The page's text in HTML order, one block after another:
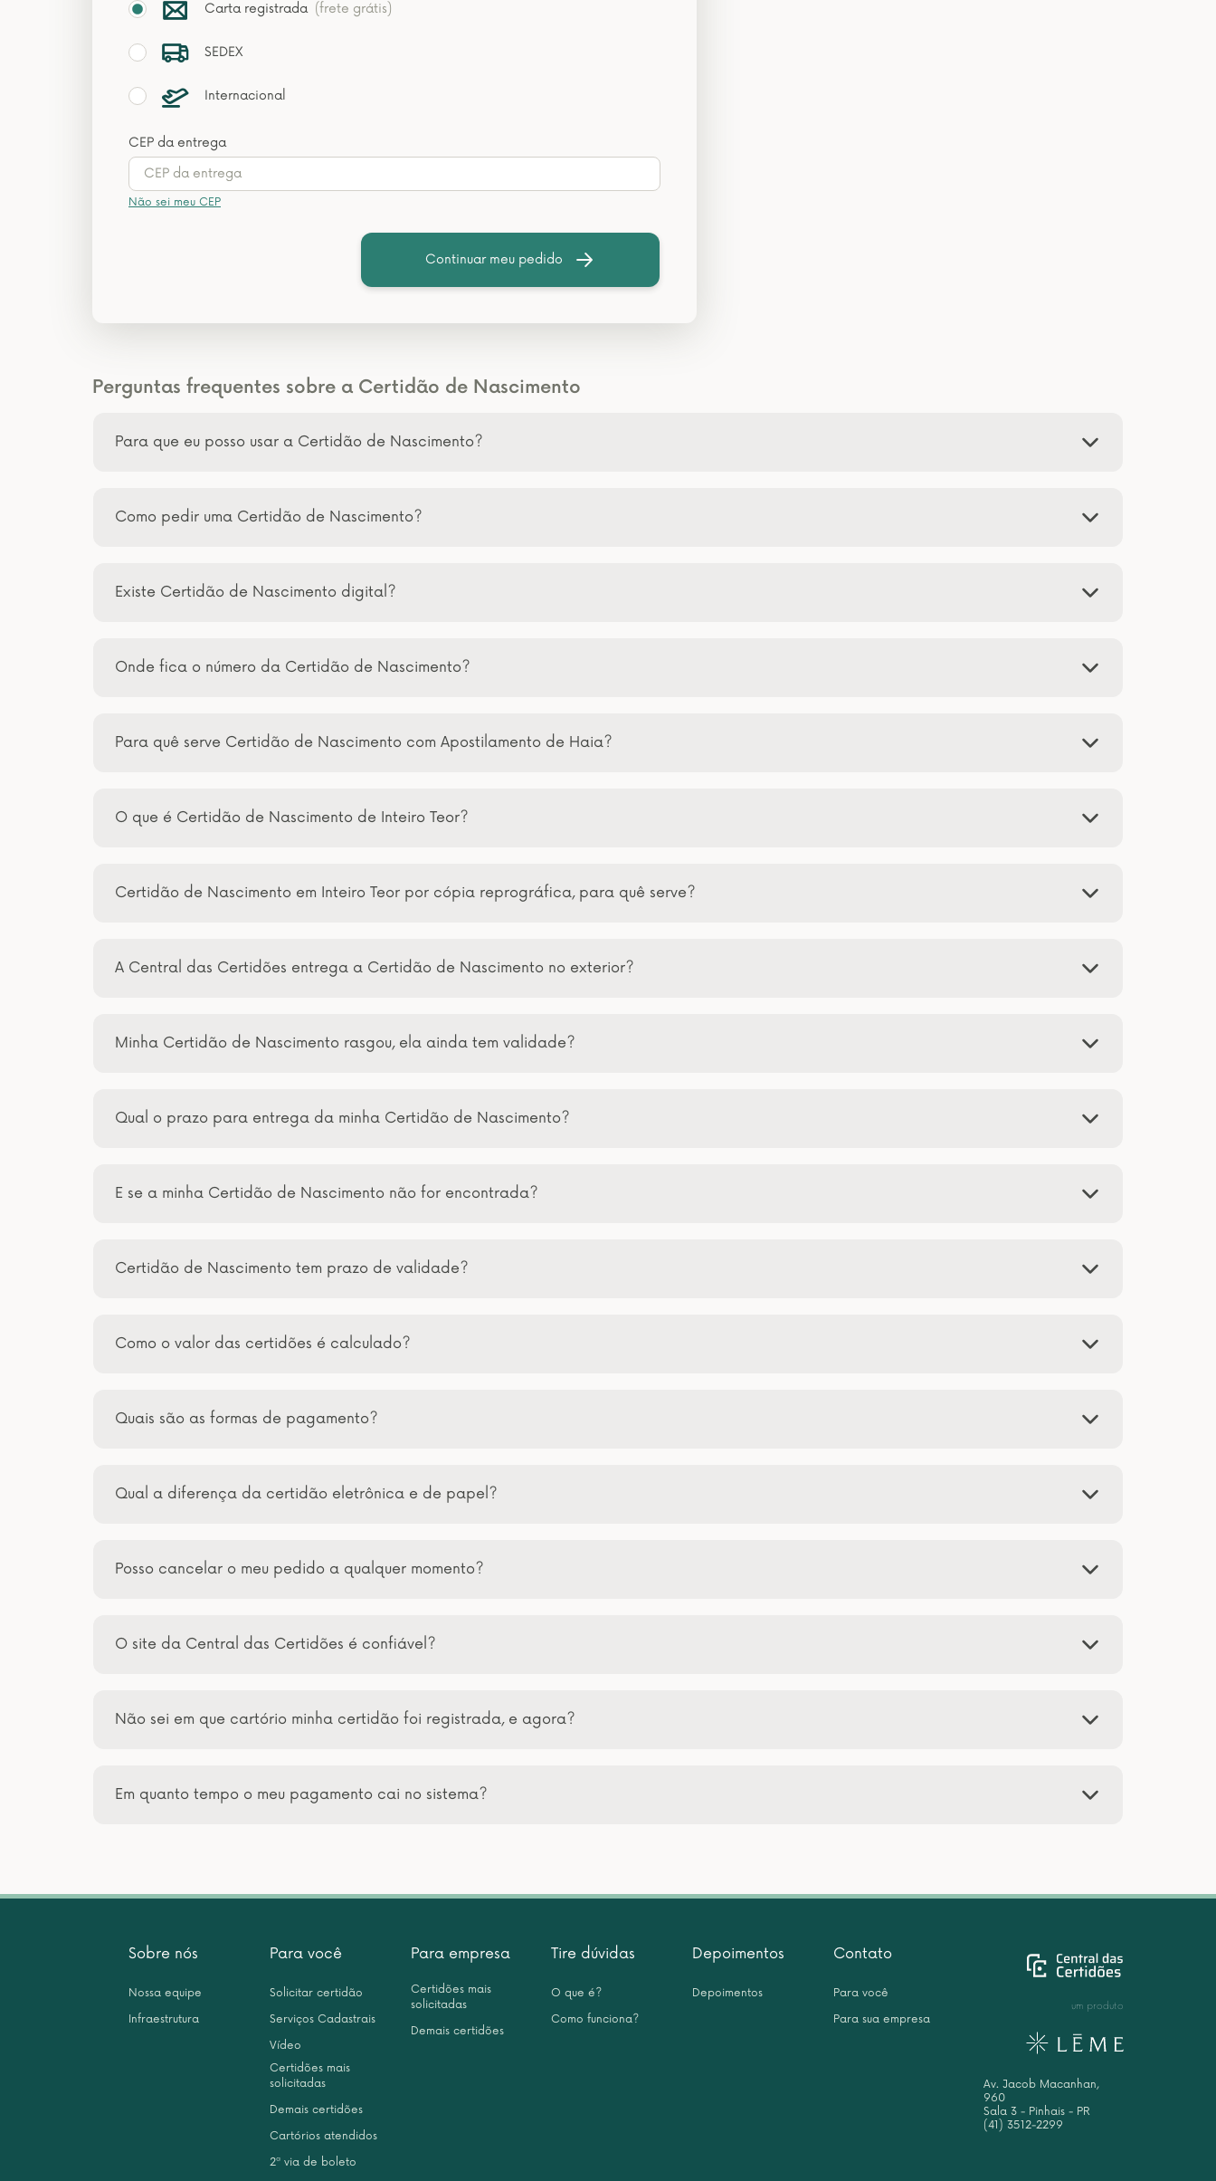
Carta registrada (frete grátis)
SEDEX
Internacional
CEP da entrega
Não sei meu CEP
Continuar meu pedido
Perguntas frequentes sobre a Certidão de Nascimento
Para que eu posso usar a Certidão de Nascimento?
Como pedir uma Certidão de Nascimento?
Existe Certidão de Nascimento digital?
Onde fica o número da Certidão de Nascimento?
Para quê serve Certidão de Nascimento com Apostilamento de Haia?
O que é Certidão de Nascimento de Inteiro Teor?
Certidão de Nascimento em Inteiro Teor por cópia reprográfica, para quê serve?
A Central das Certidões entrega a Certidão de Nascimento no exterior?
Minha Certidão de Nascimento rasgou, ela ainda tem validade?
Qual o prazo para entrega da minha Certidão de Nascimento?
E se a minha Certidão de Nascimento não for encontrada?
Certidão de Nascimento tem prazo de validade?
Como o valor das certidões é calculado?
Quais são as formas de pagamento?
Qual a diferença da certidão eletrônica e de papel?
Posso cancelar o meu pedido a qualquer momento?
O site da Central das Certidões é confiável?
Não sei em que cartório minha certidão foi registrada, e agora?
Em quanto tempo o meu pagamento cai no sistema?
Sobre nós
Nossa equipe
Infraestrutura
Para você
Solicitar certidão
Serviços Cadastrais
Vídeo
Certidões mais
solicitadas
Demais certidões
Cartórios atendidos
2ª via de boleto
Para empresa
Certidões mais
solicitadas
Demais certidões
Tire dúvidas
O que é?
Como funciona?
Depoimentos
Depoimentos
Contato
Para você
Para sua empresa
um produto
Av. Jacob Macanhan,
960
Sala 3 - Pinhais - PR
(41) 3512-2299